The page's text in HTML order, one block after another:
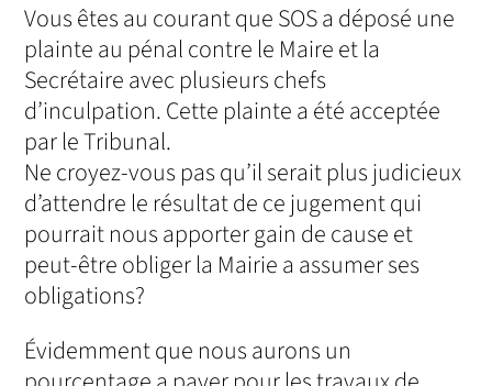
Vous êtes au courant que SOS a déposé une
plainte au pénal contre le Maire et la
Secrétaire avec plusieurs chefs
d’inculpation. Cette plainte a été acceptée
par le Tribunal.
Ne croyez-vous pas qu’il serait plus judicieux
d’attendre le résultat de ce jugement qui
pourrait nous apporter gain de cause et
peut-être obliger la Mairie a assumer ses
obligations?
Évidemment que nous aurons un